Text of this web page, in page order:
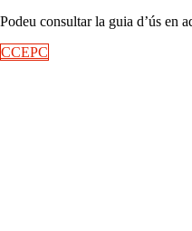
Podeu consultar la guia d’ús en
CCEPC